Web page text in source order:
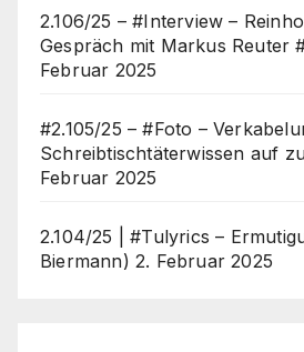
2.106/25 – #Interview –
Gespräch mit Markus Reuter
Februar 2025
#2.105/25 – #Foto –
Schreibtischtäterwissen auf
Februar 2025
2.104/25 | #Tulyrics –
Biermann) 2. Februar 2025